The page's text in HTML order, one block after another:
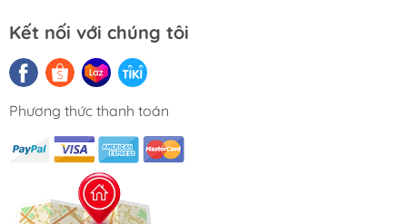
Kết nối với chúng tôi
Phương thức thanh toán